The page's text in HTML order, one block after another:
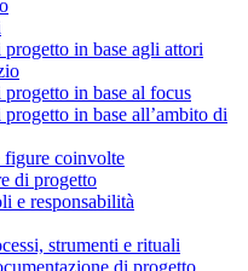
in base agli attori
in base al focus
in base all’ambito di
figure coinvolte
di progetto
e responsabilità
strumenti e rituali
di progetto